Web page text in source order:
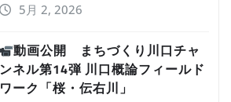
5月 2, 2026
動画公開 まちづくり川口チャ
ンネル第14弾 川口概論フィールド
ワーク「桜・伝右川」